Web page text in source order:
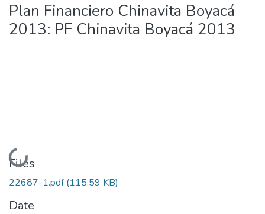
Plan Financiero Chinavita Boyacá
2013: PF Chinavita Boyacá 2013
Loading...
Files
22687-1.pdf(115.59 KB)
Date